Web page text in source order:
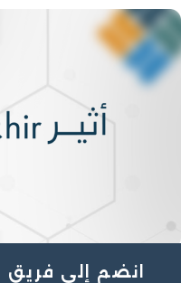
تخطي
المحتوى
انضم إلى فريق